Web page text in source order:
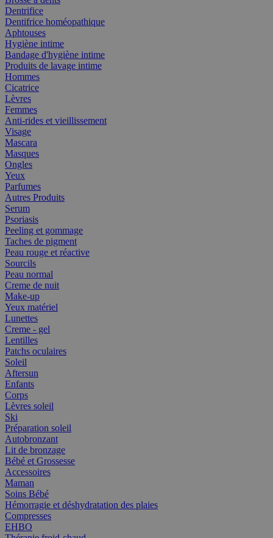
Dentrifice
Dentifrice homéopathique
Aphtouses
Hygiène intime
Bandage d'hygiène intime
Produits de lavage intime
Hommes
Cicatrice
Lèvres
Femmes
Anti-rides et vieillissement
Visage
Mascara
Masques
Ongles
Yeux
Parfumes
Autres Produits
Serum
Psoriasis
Peeling et gommage
Taches de pigment
Peau rouge et réactive
Sourcils
Peau normal
Creme de nuit
Make-up
Yeux matériel
Lunettes
Creme - gel
Lentilles
Patchs oculaires
Soleil
Aftersun
Enfants
Corps
Lèvres soleil
Ski
Préparation soleil
Autobronzant
Lit de bronzage
Bébé et Grossesse
Accessoires
Maman
Soins Bébé
Hémorragie et déshydratation des plaies
Compresses
EHBO